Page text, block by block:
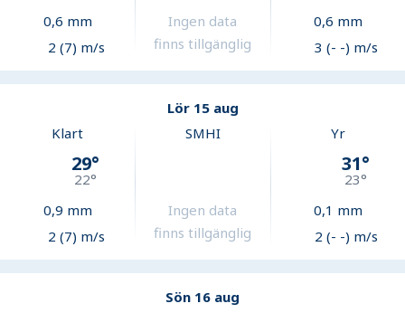
0,6 mm
2 (7) m/s
Ingen data
finns tillgänglig
0,6 mm
3 (- -) m/s
Lör 15 aug
Klart
29°
22°
0,9 mm
2 (7) m/s
SMHI
Ingen data
finns tillgänglig
Yr
31°
23°
0,1 mm
2 (- -) m/s
Sön 16 aug